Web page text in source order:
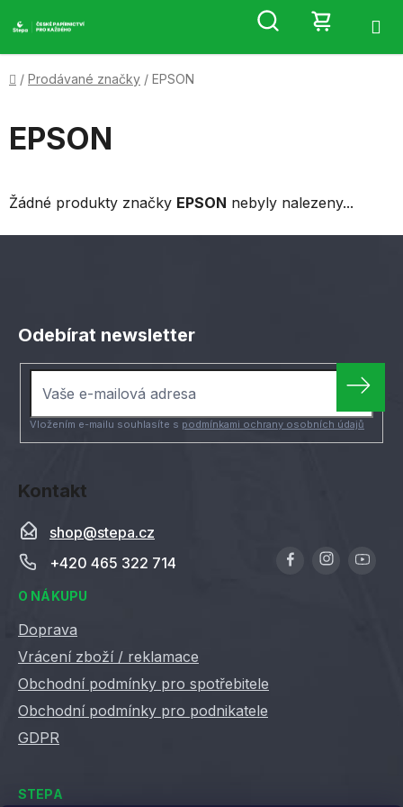
na
Hledat
KOŠÍK
Domů
/ Prodávané značky / EPSON
EPSON
Žádné produkty značky EPSON nebyly nalezeny...
Kontakt
shop@stepa.cz
+420 465 322 714
O NÁKUPU
Doprava
Vrácení zboží / reklamace
Obchodní podmínky pro spotřebitele
Obchodní podmínky pro podnikatele
GDPR
STEPA
Odebírat newsletter
Vložením e-mailu souhlasíte s podmínkami ochrany osobních údajů